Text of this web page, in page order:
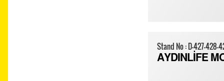
Stand No : D-427-428-
AYDINLİFE